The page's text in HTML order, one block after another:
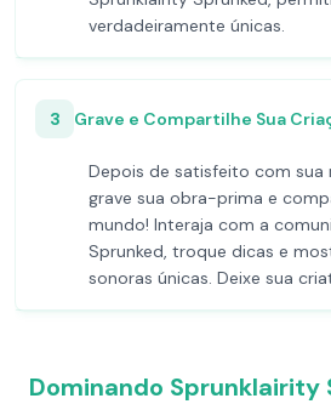
verdadeiramente únicas.
3 Grave e Compartilhe Sua
Depois de satisfeito com sua
grave sua obra-prima e
mundo! Interaja com a
Sprunked, troque dicas e
sonoras únicas. Deixe sua
Dominando Sprunklairity